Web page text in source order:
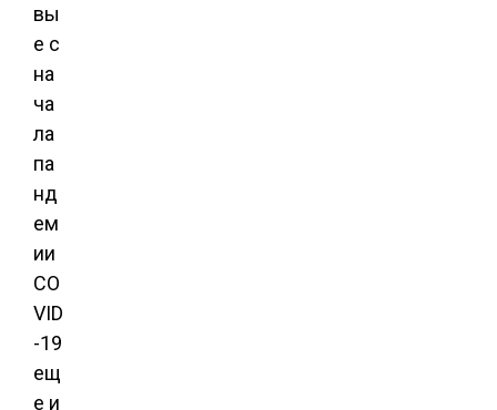
вы
е с
на
ча
ла
па
нд
ем
ии
CO
VID
-19
ещ
е и